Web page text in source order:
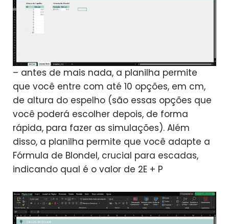
– antes de mais nada, a planilha permite
que você entre com até 10 opções, em cm,
de altura do espelho (são essas opções que
você poderá escolher depois, de forma
rápida, para fazer as simulações). Além
disso, a planilha permite que você adapte a
Fórmula de Blondel, crucial para escadas,
indicando qual é o valor de 2E + P